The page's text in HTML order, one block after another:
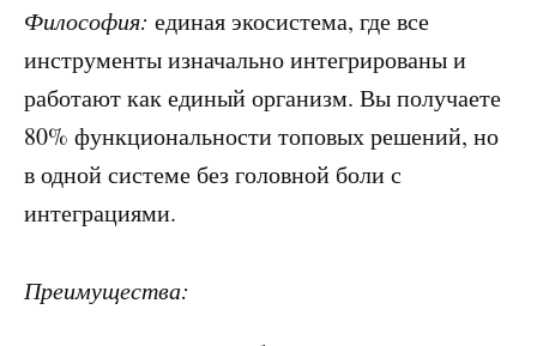
Философия: единая экосистема, где все
инструменты изначально интегрированы и
работают как единый организм. Вы получаете
80% функциональности топовых решений, но
в одной системе без головной боли с
интеграциями.
Преимущества: